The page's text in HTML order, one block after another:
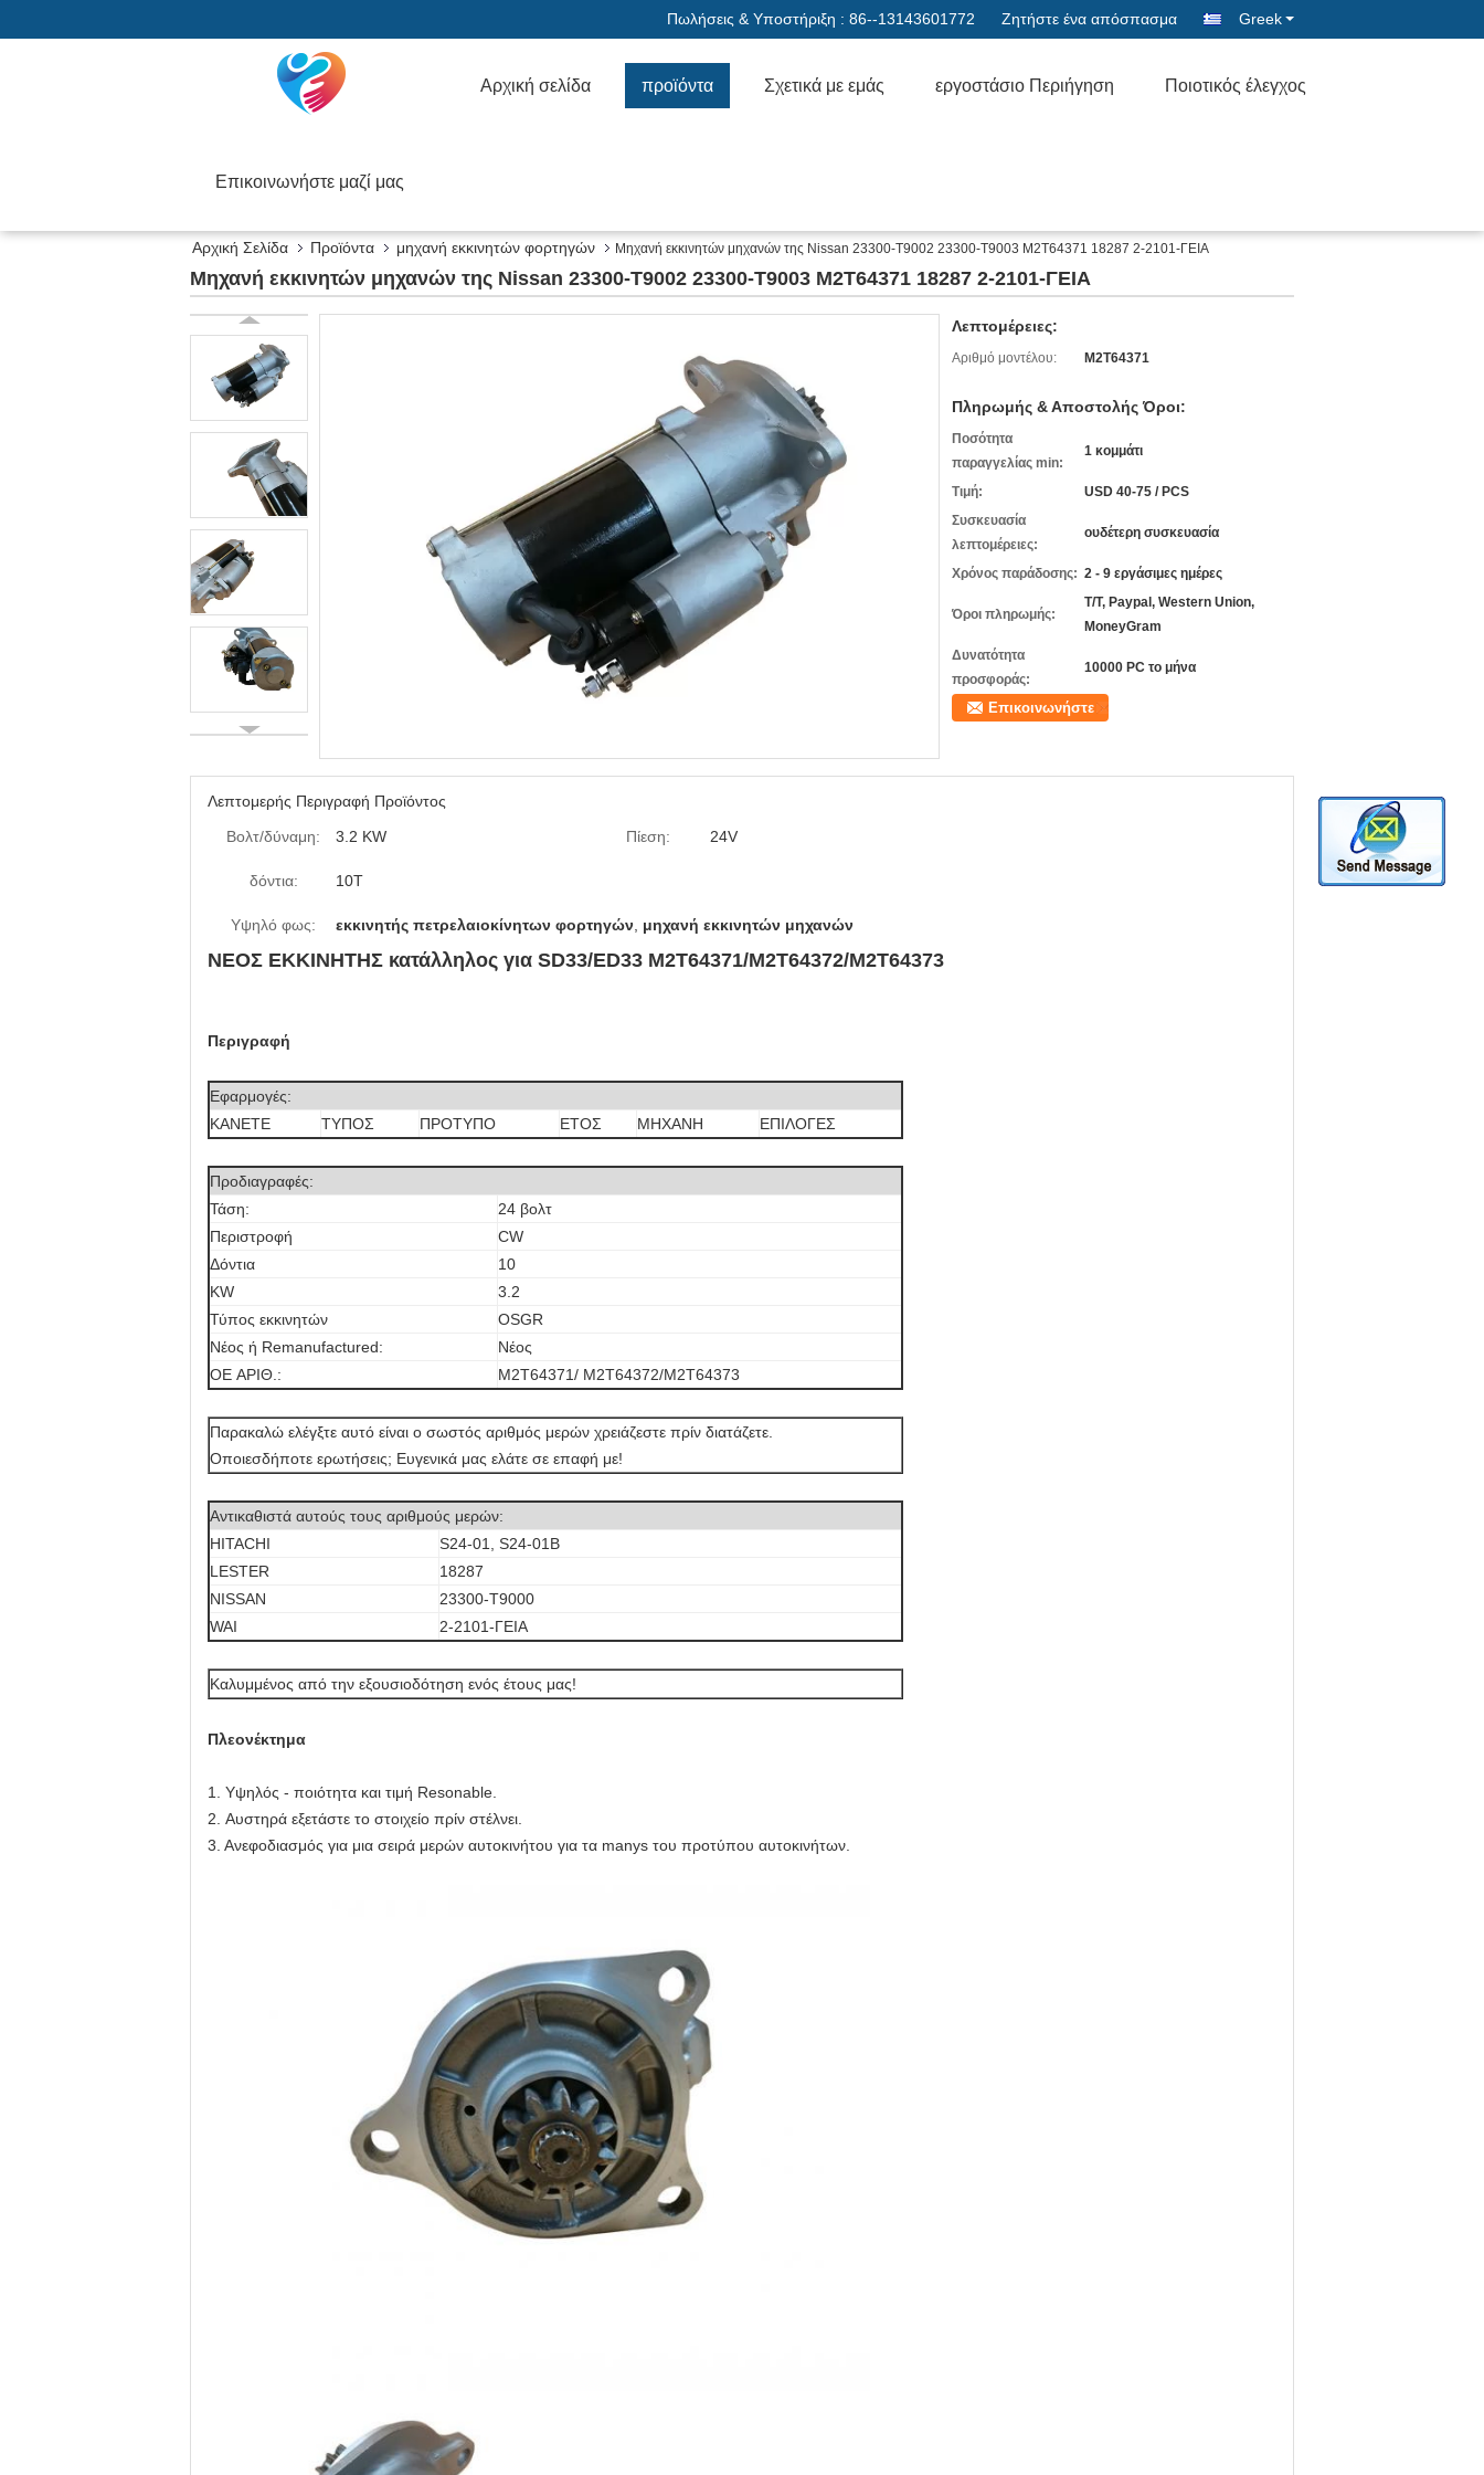
Πωλήσεις & Υποστήριξη : 86--13143601772 Ζητήστε ένα απόσπασμα Greek
Αρχική σελίδα προϊόντα Σχετικά με εμάς εργοστάσιο Περιήγηση Ποιοτικός έλεγχος
Επικοινωνήστε μαζί μας
Αρχική Σελίδα Προϊόντα μηχανή εκκινητών φορτηγών Μηχανή εκκινητών μηχανών της Nissan 23300-T9002 23300-T9003 M2T64371 18287 2-2101-ΓΕΙΑ
Μηχανή εκκινητών μηχανών της Nissan 23300-T9002 23300-T9003 M2T64371 18287 2-2101-ΓΕΙΑ
Λεπτομέρειες:
Αριθμό μοντέλου: M2T64371
Πληρωμής & Αποστολής Όροι:
Ποσότητα
παραγγελίας min:
1 κομμάτι
Τιμή:
USD 40-75 / PCS
Συσκευασία
λεπτομέρειες:
ουδέτερη συσκευασία
Χρόνος παράδοσης: 2 - 9 εργάσιμες ημέρες
Όροι πληρωμής:
T/T, Paypal, Western Union,
MoneyGram
Δυνατότητα
προσφοράς:
10000 PC το μήνα
Επικοινωνήστε
Λεπτομερής Περιγραφή Προϊόντος
Βολτ/δύναμη:
3.2 KW Πίεση: 24V
δόντια: 10T
Υψηλό φως: εκκινητής πετρελαιοκίνητων φορτηγών μηχανή εκκινητών μηχανών
ΝΕΟΣ ΕΚΚΙΝΗΤΗΣ κατάλληλος για SD33/ED33 M2T64371/M2T64372/M2T64373
Περιγραφή
Εφαρμογές:
ΚΑΝΕΤΕ
ΤΥΠΟΣ ΠΡΟΤΥΠΟ ΕΤΟΣ ΜΗΧΑΝΗ ΕΠΙΛΟΓΕΣ
Προδιαγραφές:
Τάση:
24 βολτ
Περιστροφή
CW
Δόντια
10
KW
3.2
Τύπος εκκινητών
OSGR
Νέος ή Remanufactured:
Νέος
OE ΑΡΙΘ.:
M2T64371/ M2T64372/M2T64373
Παρακαλώ ελέγξτε αυτό είναι ο σωστός αριθμός μερών χρειάζεστε πρίν διατάζετε.
Οποιεσδήποτε ερωτήσεις; Ευγενικά μας ελάτε σε επαφή με!
Αντικαθιστά αυτούς τους αριθμούς μερών:
HITACHI
S24-01, S24-01B
LESTER
18287
NISSAN
23300-T9000
WAI
2-2101-ΓΕΙΑ
Καλυμμένος από την εξουσιοδότηση ενός έτους μας!
Πλεονέκτημα
1. Υψηλός - ποιότητα και τιμή Resonable.
2. Αυστηρά εξετάστε το στοιχείο πρίν στέλνει.
3. Ανεφοδιασμός για μια σειρά μερών αυτοκινήτου για τα manys του προτύπου αυτοκινήτων.